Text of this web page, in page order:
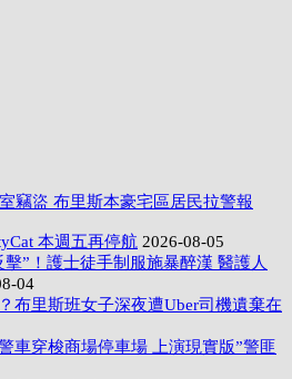
竊盜 布里斯本豪宅區居民拉警報
本週五再停航 2026-08-05
”！護士徒手制服施暴醉漢 醫護人
04
布里斯班女子深夜遭Uber司機遺棄在
車穿梭商場停車場 上演現實版”警匪